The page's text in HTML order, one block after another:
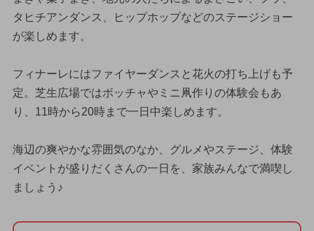
タヒチアンダンス、ヒップホップなどのステージショー
が楽しめます。
フィナーレにはファイヤーダンスと花火の打ち上げも予
定。芝生広場ではボッチャやミニ凧作りの体験会もあ
り、11時から20時まで一日中楽しめます。
海辺の爽やかな雰囲気のなか、グルメやステージ、体験
イベントが盛りだくさんの一日を、家族みんなで満喫し
ましょう♪